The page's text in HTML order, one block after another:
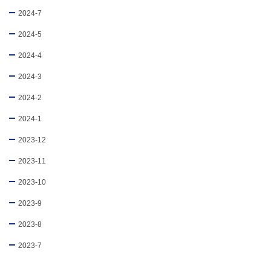
2024-7
2024-5
2024-4
2024-3
2024-2
2024-1
2023-12
2023-11
2023-10
2023-9
2023-8
2023-7